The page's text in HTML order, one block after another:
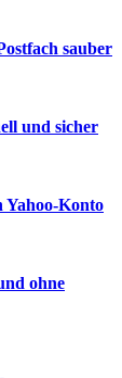
sauber
und sicher
Yahoo-Konto
ohne